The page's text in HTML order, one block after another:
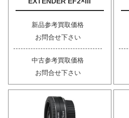
新品参考買取価格
お問合せ下さい
中古参考買取価格
お問合せ下さい